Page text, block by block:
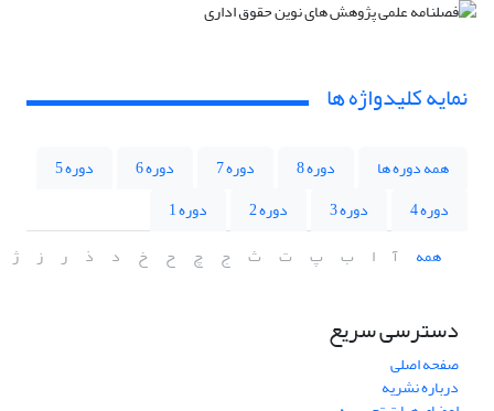
نمایه کلیدواژه ها
همه دوره ها دوره 8 دوره 7 دوره 6
دوره 5
دوره 4
دوره 3 دوره 2
دوره 1
همه
آ ا ب پ ت ث ج چ ح خ د ذ ر ز ژ
دسترسی سریع
صفحه اصلی
درباره نشریه